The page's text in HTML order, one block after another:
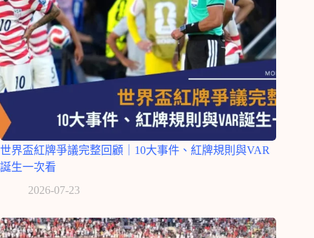
世界盃紅牌爭議完整回顧｜10大事件、紅牌規則與VAR
誕生一次看
2026-07-23